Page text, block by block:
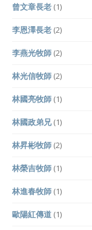
曾文章長老 (1)
李恩澤長老 (2)
李燕光牧師 (2)
林光信牧師 (2)
林國亮牧師 (1)
林國政弟兄(1)
林昇彬牧師 (2)
林榮吉牧師 (1)
林進春牧師 (1)
歐陽紅傳道 (1)